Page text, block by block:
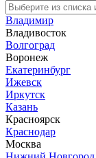
Владимир
Владивосток
Волгоград
Воронеж
Екатеринбург
Ижевск
Иркутск
Казань
Красноярск
Краснодар
Москва